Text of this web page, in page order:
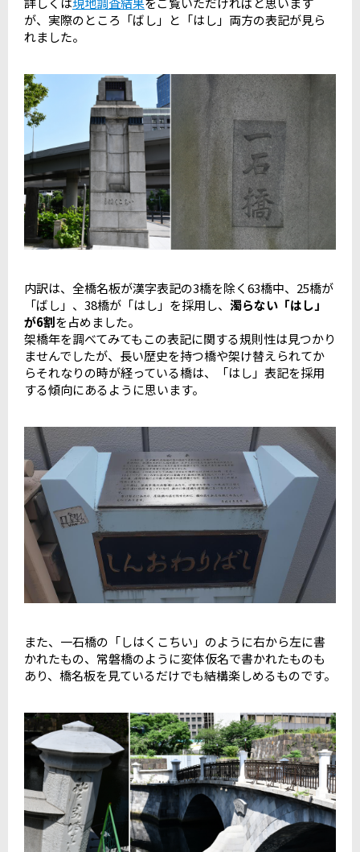
が、実際のところ「ばし」と「はし」両方の表記が見ら
れました。
内訳は、全橋名板が漢字表記の3橋を除く63橋中、25橋が
「ばし」、38橋が「はし」を採用し、 濁らない「はし」
が6割を占めました。
架橋年を調べてみてもこの表記に関する規則性は見つかり
ませんでしたが、長い歴史を持つ橋や架け替えられてか
らそれなりの時が経っている橋は、「はし」表記を採用
する傾向にあるように思います。
また、一石橋の「しはくこちい」のように右から左に書
かれたもの、常磐橋のように変体仮名で書かれたものも
あり、橋名板を見ているだけでも結構楽しめるものです。